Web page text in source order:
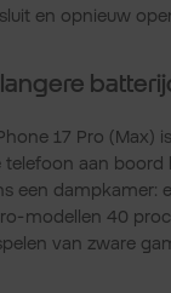
en opnieuw
17 Pro
telefoon aan boord
een dampkamer:
40
van zware